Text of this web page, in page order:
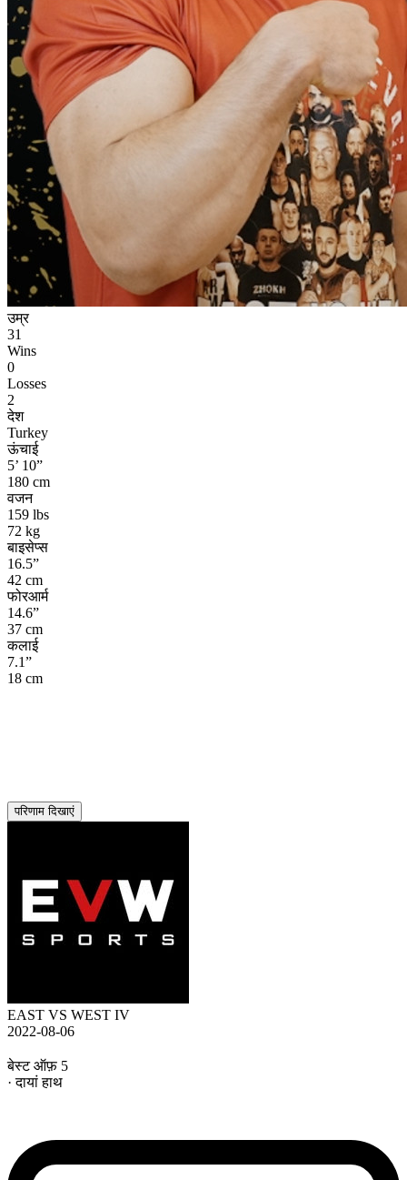
उम्र
31
Wins
0
Losses
2
देश
Turkey
ऊंचाई
5’ 10”
180 cm
वजन
159 lbs
72 kg
बाइसेप्स
16.5”
42 cm
फोरआर्म
14.6”
37 cm
कलाई
7.1”
18 cm
परिणाम दिखाएं
EAST VS WEST IV
2022-08-06
बेस्ट ऑफ़ 5
· दायां हाथ